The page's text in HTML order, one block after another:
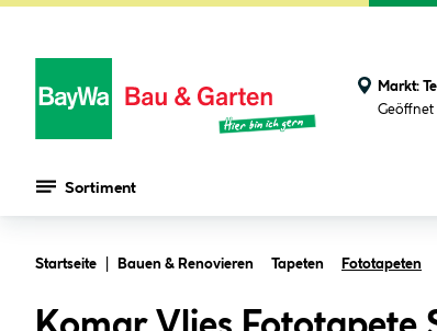
Markt:
Geöffnet
Sortiment
Startseite Bauen & Renovieren Tapeten Fototapeten